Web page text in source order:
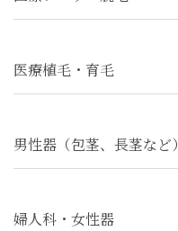
医療植毛・育毛
男性器（包茎、長茎など）
婦人科・女性器